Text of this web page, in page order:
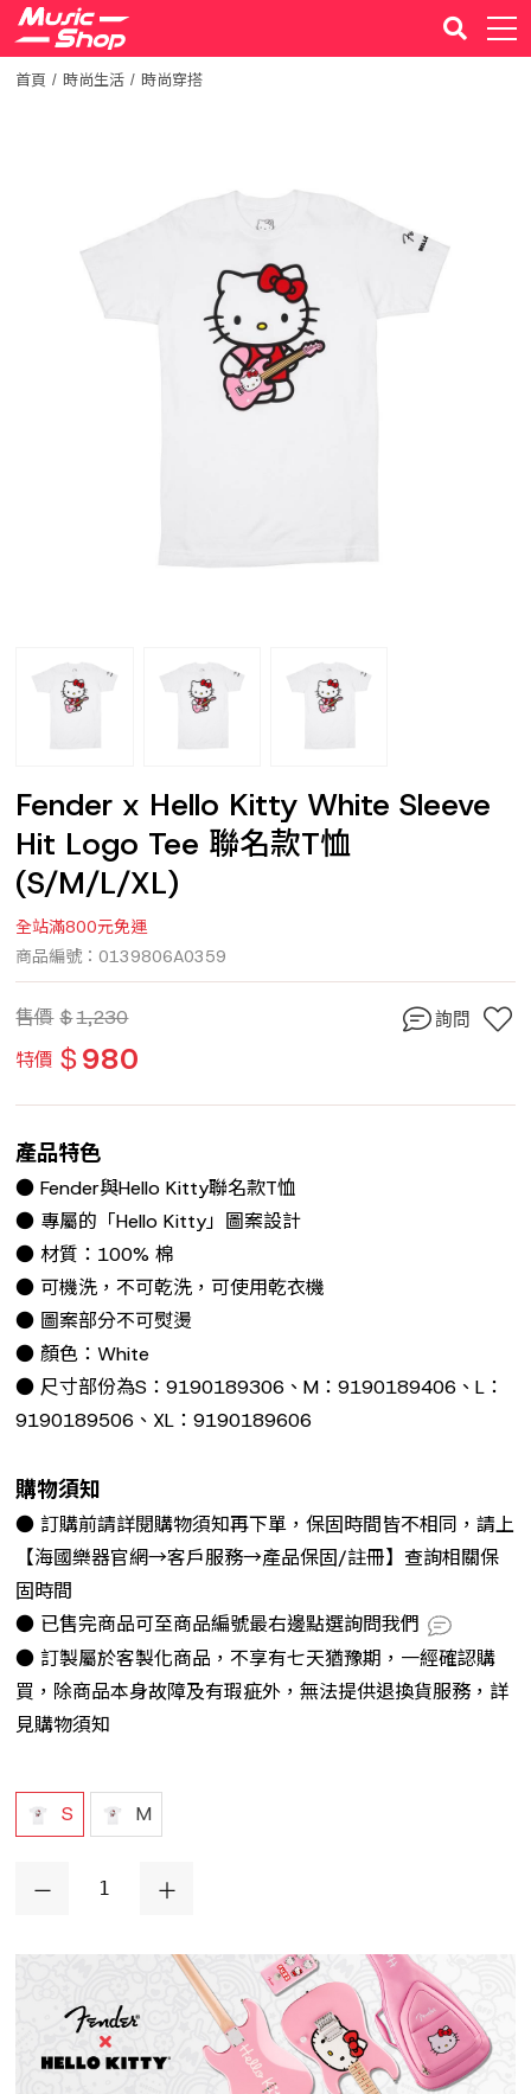
首頁 時尚生活 時尚穿搭
Fender x Hello Kitty White Sleeve
Hit Logo Tee 聯名款T恤
(S/M/L/XL)
全站滿800元免運
商品編號：0139806A0359
售價 $1,230
特價 $980
詢問
產品特色
● Fender與Hello Kitty聯名款T恤
● 專屬的「Hello Kitty」圖案設計
● 材質：100% 棉
● 可機洗，不可乾洗，可使用乾衣機
● 圖案部分不可熨燙
● 顏色：White
● 尺寸部份為S：9190189306、M：9190189406、L：
9190189506、XL：9190189606
購物須知
● 訂購前請詳閱購物須知再下單，保固時間皆不相同，請上
【海國樂器官網→客戶服務→產品保固/註冊】查詢相關保
固時間
● 已售完商品可至商品編號最右邊點選詢問我們
● 訂製屬於客製化商品，不享有七天猶豫期，一經確認購
買，除商品本身故障及有瑕疵外，無法提供退換貨服務，詳
見購物須知
S M